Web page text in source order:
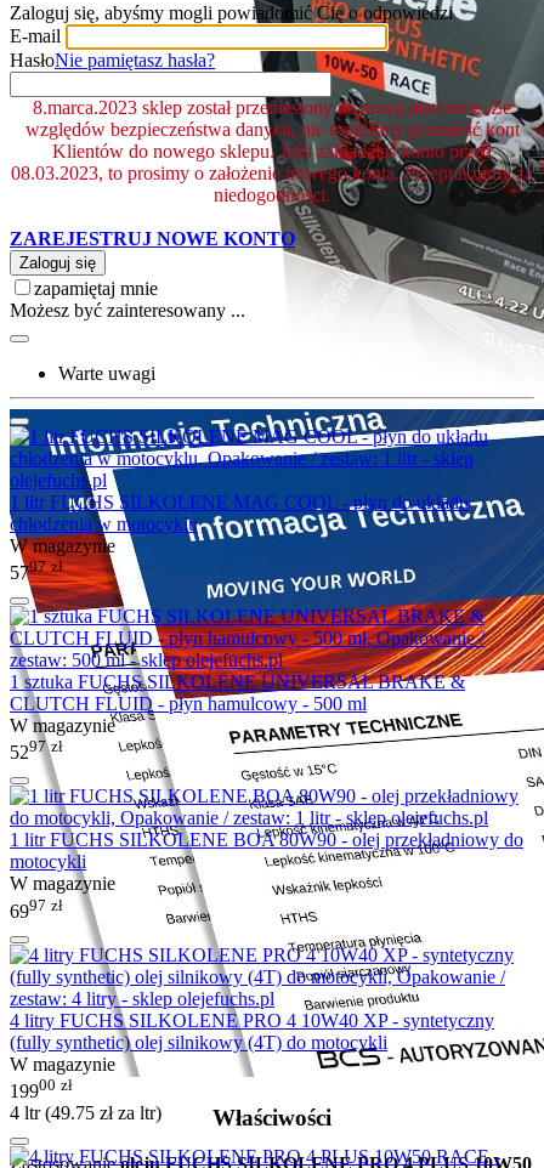
Właściwości
Zaloguj się, abyśmy mogli powiadomić Cię o odpowiedzi
E-mail
HasłoNie pamiętasz hasła?
8.marca.2023 sklep został przeniesiony na nową platformę. Ze
względów bezpieczeństwa danych, nie mogliśmy przenieść kont
Klientów do nowego sklepu. Jeśli zakładałeś konto przed
08.03.2023, to prosimy o założenie nowego konta. Przepraszamy za
niedogodności.
ZAREJESTRUJ NOWE KONTO
Zaloguj się
zapamiętaj mnie
Możesz być zainteresowany ...
Warte uwagi
1 litr FUCHS SILKOLENE MAG COOL - płyn do układu
chłodzenia w motocyklu
W magazynie
5797 zł
1 sztuka FUCHS SILKOLENE UNIVERSAL BRAKE &
CLUTCH FLUID - płyn hamulcowy - 500 ml
W magazynie
5297 zł
1 litr FUCHS SILKOLENE BOA 80W90 - olej przekładniowy do
motocykli
W magazynie
6997 zł
4 litry FUCHS SILKOLENE PRO 4 10W40 XP - syntetyczny
(fully synthetic) olej silnikowy (4T) do motocykli
W magazynie
19900 zł
4 ltr (49.75 złza ltr)